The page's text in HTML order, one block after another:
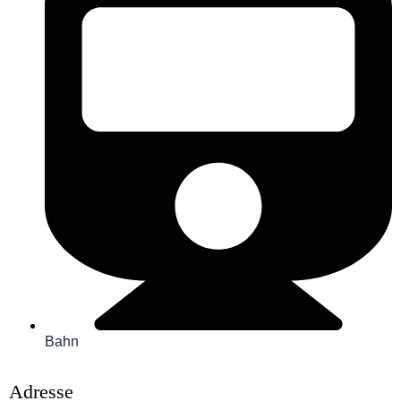
Bahn
Adresse